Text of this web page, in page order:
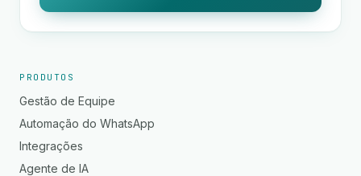
PRODUTOS
Gestão de Equipe
Automação do WhatsApp
Integrações
Agente de IA